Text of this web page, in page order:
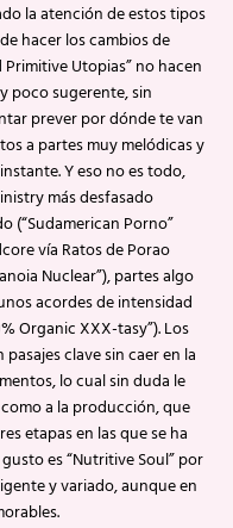
la atención de estos tipos
hacer los cambios de
Utopias” no hacen
poco sugerente, sin
prever por dónde te van
a partes muy melódicas y
Y eso no es todo,
más desfasado
(“Sudamerican Porno”
vía Ratos de Porao
Nuclear”), partes algo
acordes de intensidad
Organic XXX-tasy”). Los
clave sin caer en la
lo cual sin duda le
a la producción, que
etapas en las que se ha
es “Nutritive Soul” por
y variado, aunque en